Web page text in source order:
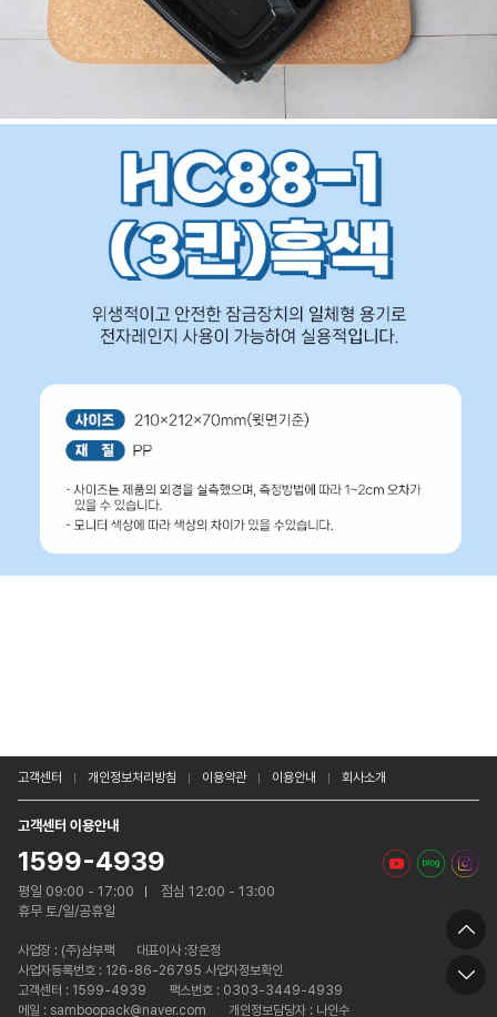
고객센터 개인정보처리방침 이용약관 이용안내 회사소개
고객센터 이용안내
1599-4939
평일 09:00 - 17:00
점심 12:00 - 13:00
휴무 토/일/공휴일
사업장 : (주)삼부팩
대표이사 :장은정
사업자등록번호 : 126-86-26795 사업자정보확인
고객센터 : 1599-4939
팩스번호 : 0303-3449-4939
메일 : samboopack@naver.com
개인정보담당자 : 나인수